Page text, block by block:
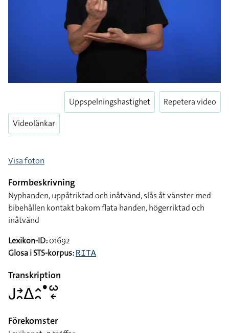
Videolänkar
Uppspelningshastighet Repetera video
Visa foton
Formbeskrivning
Nyphanden, uppåtriktad och inåtvänd, slås åt vänster med
bibehållen kontakt bakom flata handen, högerriktad och
inåtvänd
Lexikon-ID:01692
Glosa i STS-korpus: RITA
Transkription
􌤢􌥔􌥘􌤩􌤵􌥘􌤟􌥱􌦈
Förekomster